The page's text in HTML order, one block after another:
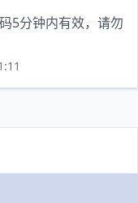
5分钟内有效，请勿